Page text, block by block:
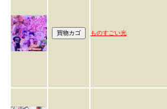
ものすごい光